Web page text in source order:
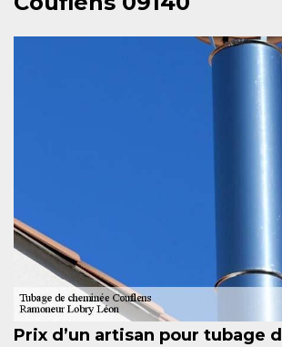
Prix d’un artisan pour tubage